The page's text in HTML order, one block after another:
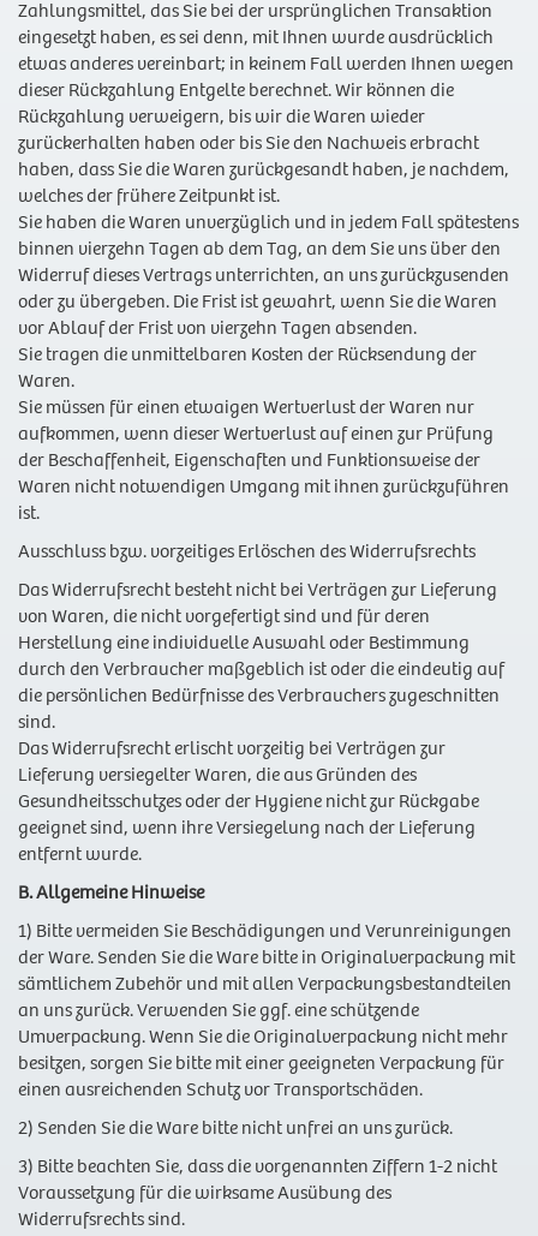
Zahlungsmittel, das Sie bei der ursprünglichen Transaktion
eingesetzt haben, es sei denn, mit Ihnen wurde ausdrücklich
etwas anderes vereinbart; in keinem Fall werden Ihnen wegen
dieser Rückzahlung Entgelte berechnet. Wir können die
Rückzahlung verweigern, bis wir die Waren wieder
zurückerhalten haben oder bis Sie den Nachweis erbracht
haben, dass Sie die Waren zurückgesandt haben, je nachdem,
welches der frühere Zeitpunkt ist.
Sie haben die Waren unverzüglich und in jedem Fall spätestens
binnen vierzehn Tagen ab dem Tag, an dem Sie uns über den
Widerruf dieses Vertrags unterrichten, an uns zurückzusenden
oder zu übergeben. Die Frist ist gewahrt, wenn Sie die Waren
vor Ablauf der Frist von vierzehn Tagen absenden.
Sie tragen die unmittelbaren Kosten der Rücksendung der
Waren.
Sie müssen für einen etwaigen Wertverlust der Waren nur
aufkommen, wenn dieser Wertverlust auf einen zur Prüfung
der Beschaffenheit, Eigenschaften und Funktionsweise der
Waren nicht notwendigen Umgang mit ihnen zurückzuführen
ist.
Ausschluss bzw. vorzeitiges Erlöschen des Widerrufsrechts
Das Widerrufsrecht besteht nicht bei Verträgen zur Lieferung
von Waren, die nicht vorgefertigt sind und für deren
Herstellung eine individuelle Auswahl oder Bestimmung
durch den Verbraucher maßgeblich ist oder die eindeutig auf
die persönlichen Bedürfnisse des Verbrauchers zugeschnitten
sind.
Das Widerrufsrecht erlischt vorzeitig bei Verträgen zur
Lieferung versiegelter Waren, die aus Gründen des
Gesundheitsschutzes oder der Hygiene nicht zur Rückgabe
geeignet sind, wenn ihre Versiegelung nach der Lieferung
entfernt wurde.
B. Allgemeine Hinweise
1) Bitte vermeiden Sie Beschädigungen und Verunreinigungen
der Ware. Senden Sie die Ware bitte in Originalverpackung mit
sämtlichem Zubehör und mit allen Verpackungsbestandteilen
an uns zurück. Verwenden Sie ggf. eine schützende
Umverpackung. Wenn Sie die Originalverpackung nicht mehr
besitzen, sorgen Sie bitte mit einer geeigneten Verpackung für
einen ausreichenden Schutz vor Transportschäden.
2) Senden Sie die Ware bitte nicht unfrei an uns zurück.
3) Bitte beachten Sie, dass die vorgenannten Ziffern 1-2 nicht
Voraussetzung für die wirksame Ausübung des
Widerrufsrechts sind.